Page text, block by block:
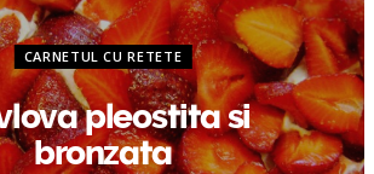
CARNETUL CU RETETE
pleostita si
bronzata